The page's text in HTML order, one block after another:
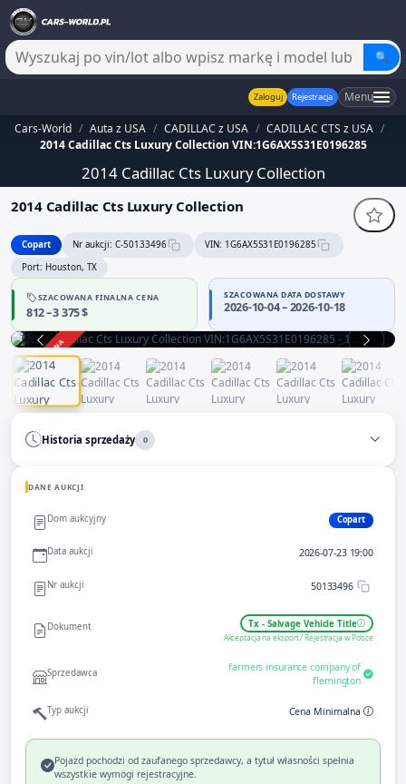
🔍
Zaloguj Rejestracja Menu
Cars-World / Auta z USA / CADILLAC z USA / CADILLAC CTS z USA /
2014 Cadillac Cts Luxury Collection VIN:1G6AX5S31E0196285
2014 Cadillac Cts Luxury Collection
2014 Cadillac Cts Luxury Collection
Copart Nr aukcji: C-50133496
VIN: 1G6AX5S31E0196285
Port: Houston, TX
SZACOWANA FINALNA CENA
812 – 3 375 $
SZACOWANA DATA DOSTAWY
2026-10-04 – 2026-10-18
ZAKOŃCZONA
Historia sprzedaży 0
DANE AUKCJI
Dom aukcyjny Copart
Data aukcji 2026-07-23 19:00
Nr aukcji 50133496
Dokument Tx - Salvage Vehicle Title
Akceptacja na eksport / Rejestracja w Polsce
Sprzedawca
farmers insurance company of
flemington
Typ aukcji Cena Minimalna
Pojazd pochodzi od zaufanego sprzedawcy, a tytuł własności spełnia
wszystkie wymogi rejestracyjne.